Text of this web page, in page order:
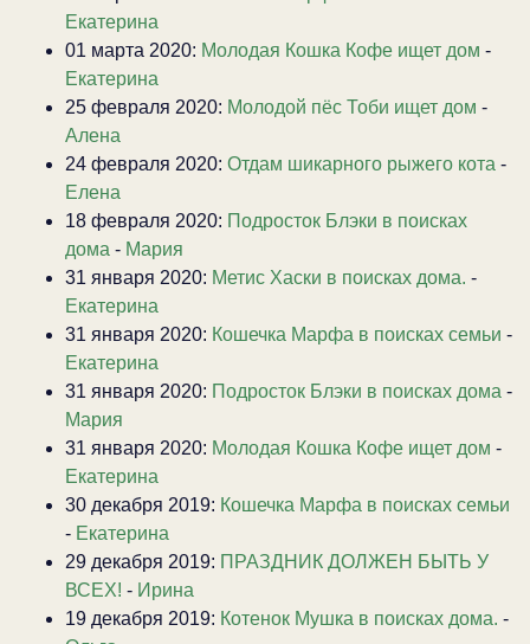
Екатерина
01 марта 2020: Молодая Кошка Кофе ищет дом -
Екатерина
25 февраля 2020: Молодой пёс Тоби ищет дом -
Алена
24 февраля 2020: Отдам шикарного рыжего кота -
Елена
18 февраля 2020: Подросток Блэки в поисках
дома - Мария
31 января 2020: Метис Хаски в поисках дома. -
Екатерина
31 января 2020: Кошечка Марфа в поисках семьи -
Екатерина
31 января 2020: Подросток Блэки в поисках дома -
Мария
31 января 2020: Молодая Кошка Кофе ищет дом -
Екатерина
30 декабря 2019: Кошечка Марфа в поисках семьи
- Екатерина
29 декабря 2019: ПРАЗДНИК ДОЛЖЕН БЫТЬ У
ВСЕХ! - Ирина
19 декабря 2019: Котенок Мушка в поисках дома. -